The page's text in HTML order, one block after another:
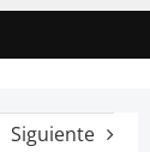
Siguiente